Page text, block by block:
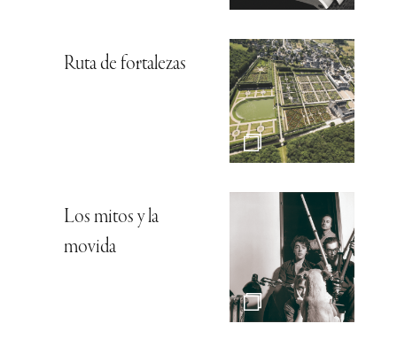
Ruta de fortalezas
Los mitos y la
movida